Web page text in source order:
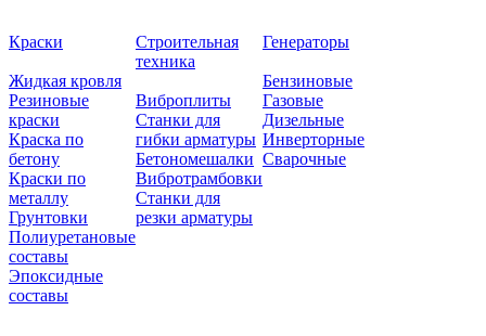
Краски
Жидкая кровля
Резиновые
краски
Краска по
бетону
Краски по
металлу
Грунтовки
Полиуретановые
составы
Эпоксидные
составы
Строительная
техника
Виброплиты
Станки для
гибки арматуры
Бетономешалки
Вибротрамбовки
Станки для
резки арматуры
Генераторы
Бензиновые
Газовые
Дизельные
Инверторные
Сварочные